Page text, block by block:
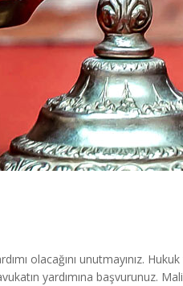
olacağını unutmayınız.
yardımına başvurunuz.